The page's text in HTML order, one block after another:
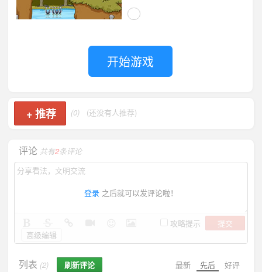
开始游戏
+推荐 (0) (还没有人推荐)
评论 共有2条评论
登录 之后就可以发评论啦！
攻略提示
提交
高级编辑
最新 先后 好评
列表 (2) 刷新评论